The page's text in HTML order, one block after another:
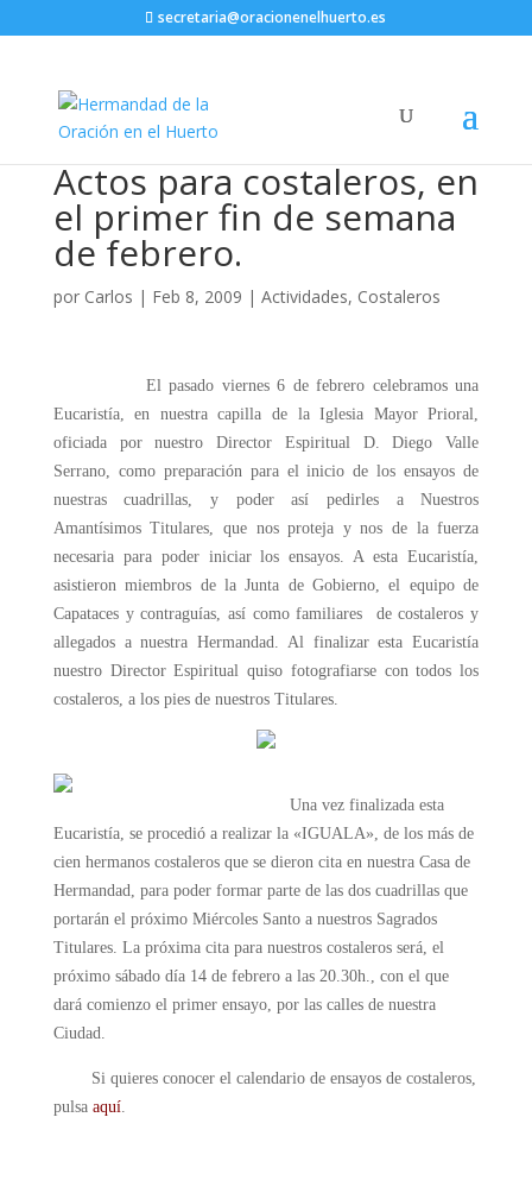
secretaria@oracionenelhuerto.es
Actos para costaleros, en
el primer fin de semana
de febrero.
por Carlos | Feb 8, 2009 | Actividades, Costaleros
El pasado viernes 6 de febrero celebramos una
Eucaristía, en nuestra capilla de la Iglesia Mayor Prioral,
oficiada por nuestro Director Espiritual D. Diego Valle
Serrano, como preparación para el inicio de los ensayos de
nuestras cuadrillas, y poder así pedirles a Nuestros
Amantísimos Titulares, que nos proteja y nos de la fuerza
necesaria para poder iniciar los ensayos. A esta Eucaristía,
asistieron miembros de la Junta de Gobierno, el equipo de
Capataces y contraguías, así como familiares de costaleros y
allegados a nuestra Hermandad. Al finalizar esta Eucaristía
nuestro Director Espiritual quiso fotografiarse con todos los
costaleros, a los pies de nuestros Titulares.
Una vez finalizada esta
Eucaristía, se procedió a realizar la «IGUALA», de los más de
cien hermanos costaleros que se dieron cita en nuestra Casa de
Hermandad, para poder formar parte de las dos cuadrillas que
portarán el próximo Miércoles Santo a nuestros Sagrados
Titulares. La próxima cita para nuestros costaleros será, el
próximo sábado día 14 de febrero a las 20.30h., con el que
dará comienzo el primer ensayo, por las calles de nuestra
Ciudad.
Si quieres conocer el calendario de ensayos de costaleros,
pulsa aquí.